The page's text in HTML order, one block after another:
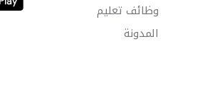
وظائف تعليم
المدونة